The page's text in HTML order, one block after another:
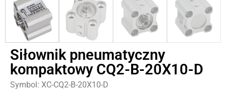
Siłownik pneumatyczny
kompaktowy CQ2-B-20X10-D
Symbol: XC-CQ2-B-20X10-D